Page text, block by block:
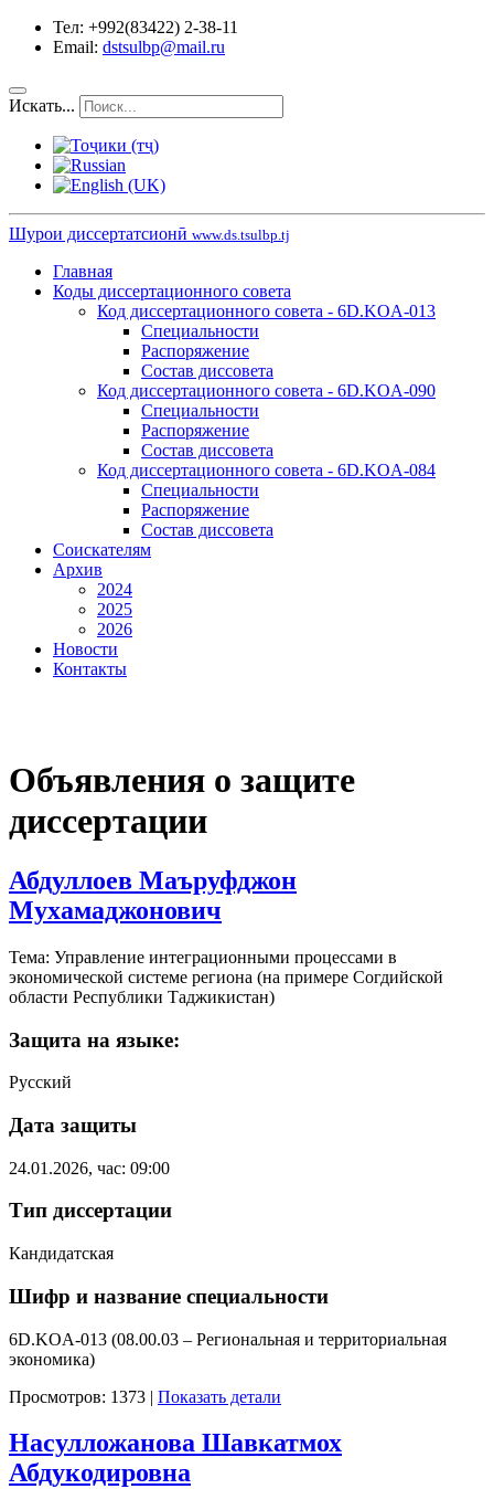
Тел: +992(83422) 2-38-11
Email: dstsulbp@mail.ru
Искать...
Шурои диссертатсионӣ www.ds.tsulbp.tj
Главная
Коды диссертационного совета
Код диссертационного совета - 6D.KOA-013
Специальности
Распоряжение
Состав диссовета
Код диссертационного совета - 6D.KOA-090
Специальности
Распоряжение
Состав диссовета
Код диссертационного совета - 6D.KOA-084
Специальности
Распоряжение
Состав диссовета
Соискателям
Архив
2024
2025
2026
Новости
Контакты
Объявления о защите
диссертации
Абдуллоев Маъруфджон
Мухамаджонович
Тема: Управление интеграционными процессами в
экономической системе региона (на примере Согдийской
области Республики Таджикистан)
Защита на языке:
Русский
Дата защиты
24.01.2026, час: 09:00
Тип диссертации
Кандидатская
Шифр и название специальности
6D.KOA-013 (08.00.03 – Региональная и территориальная
экономика)
Просмотров: 1373 | Показать детали
Насулложанова Шавкатмох
Абдукодировна